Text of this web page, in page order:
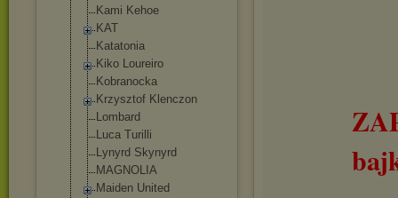
Kami Kehoe
KAT
Katatonia
Kiko Loureiro
Kobranocka
Krzysztof Klenczon
Lombard
Luca Turilli
Lynyrd Skynyrd
MAGNOLIA
Maiden United